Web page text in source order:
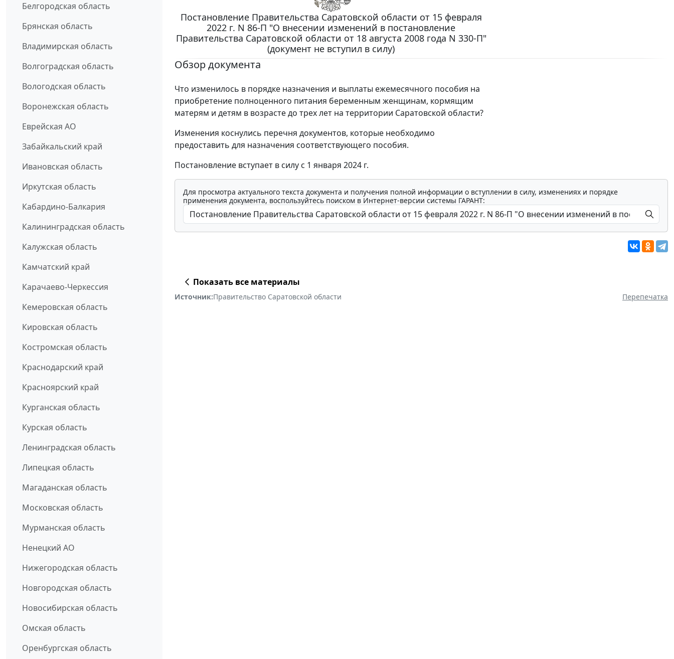
Белгородская область
Брянская область
Владимирская область
Волгоградская область
Вологодская область
Воронежская область
Еврейская АО
Забайкальский край
Ивановская область
Иркутская область
Кабардино-Балкария
Калининградская область
Калужская область
Камчатский край
Карачаево-Черкессия
Кемеровская область
Кировская область
Костромская область
Краснодарский край
Красноярский край
Курганская область
Курская область
Ленинградская область
Липецкая область
Магаданская область
Московская область
Мурманская область
Ненецкий АО
Нижегородская область
Новгородская область
Новосибирская область
Омская область
Оренбургская область
Постановление Правительства Саратовской области от 15 февраля
2022 г. N 86-П "О внесении изменений в постановление
Правительства Саратовской области от 18 августа 2008 года N 330-П"
(документ не вступил в силу)
Обзор документа
Что изменилось в порядке назначения и выплаты ежемесячного пособия на
приобретение полноценного питания беременным женщинам, кормящим
матерям и детям в возрасте до трех лет на территории Саратовской области?
Изменения коснулись перечня документов, которые необходимо
предоставить для назначения соответствующего пособия.
Постановление вступает в силу с 1 января 2024 г.
Для просмотра актуального текста документа и получения полной информации о вступлении в силу, изменениях и порядке
применения документа, воспользуйтесь поиском в Интернет-версии системы ГАРАНТ:
Показать все материалы
Источник:Правительство Саратовской области Перепечатка